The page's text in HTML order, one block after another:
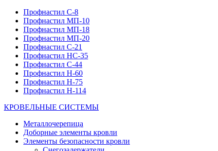
Профнастил С-8
Профнастил МП-10
Профнастил МП-18
Профнастил МП-20
Профнастил С-21
Профнастил НС-35
Профнастил С-44
Профнастил Н-60
Профнастил Н-75
Профнастил Н-114
КРОВЕЛЬНЫЕ СИСТЕМЫ
Металлочерепица
Доборные элементы кровли
Элементы безопасности кровли